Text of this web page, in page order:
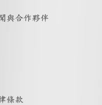
與合作夥伴
條款